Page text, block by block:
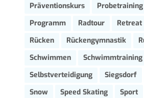
Präventionskurs
Probetraining
Programm
Radtour Retreat
Rücken
Rückengymnastik
Schwimmen
Schwimmtraining
Selbstverteidigung
Siegsdorf
Snow
Speed Skating
Sport